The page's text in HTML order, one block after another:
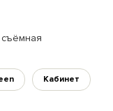
Кабинет